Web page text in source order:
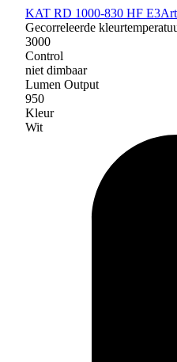
KAT RD 1000-830 HF E3
Gecorreleerde
3000
Control
niet dimbaar
Lumen Output
950
Kleur
Wit